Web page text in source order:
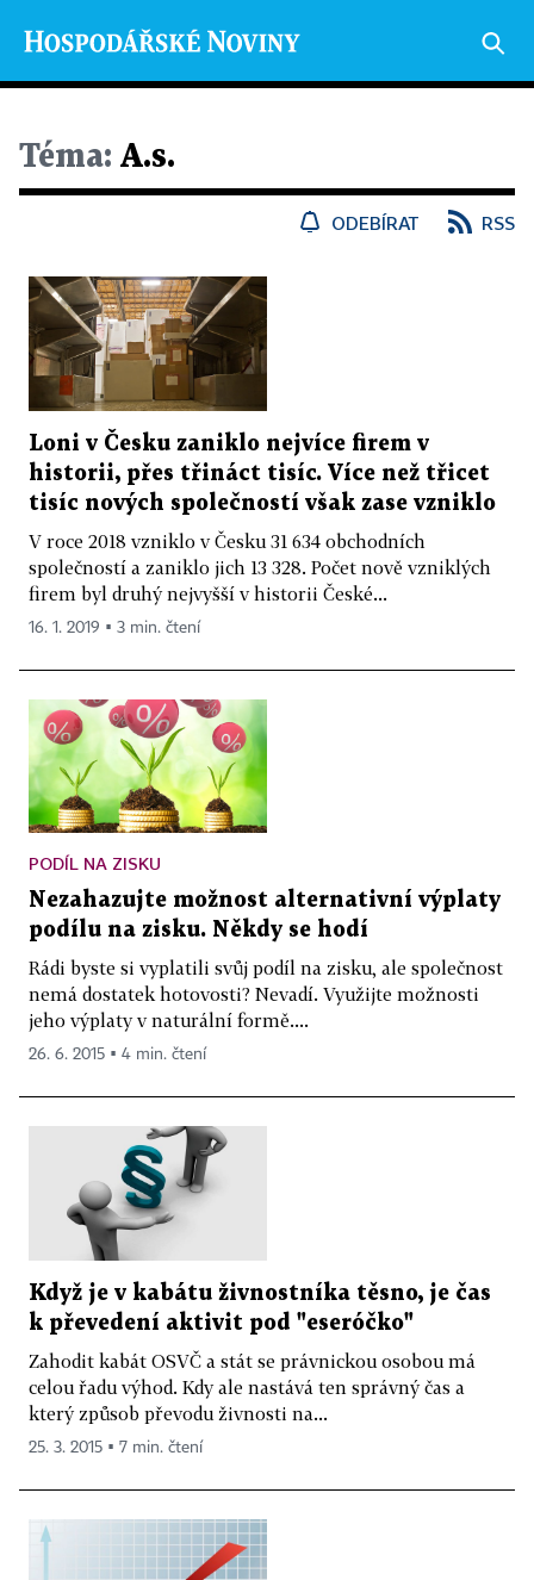
Téma: A.s.
ODEBÍRAT RSS
Loni v Česku zaniklo nejvíce firem v
historii, přes třináct tisíc. Více než třicet
tisíc nových společností však zase vzniklo
V roce 2018 vzniklo v Česku 31 634 obchodních
společností a zaniklo jich 13 328. Počet nově vzniklých
firem byl druhý nejvyšší v historii České...
16. 1. 2019 ▪ 3 min. čtení
PODÍL NA ZISKU
Nezahazujte možnost alternativní výplaty
podílu na zisku. Někdy se hodí
Rádi byste si vyplatili svůj podíl na zisku, ale společnost
nemá dostatek hotovosti? Nevadí. Využijte možnosti
jeho výplaty v naturální formě....
26. 6. 2015 ▪ 4 min. čtení
Když je v kabátu živnostníka těsno, je čas
k převedení aktivit pod "eseróčko"
Zahodit kabát OSVČ a stát se právnickou osobou má
celou řadu výhod. Kdy ale nastává ten správný čas a
který způsob převodu živnosti na...
25. 3. 2015 ▪ 7 min. čtení